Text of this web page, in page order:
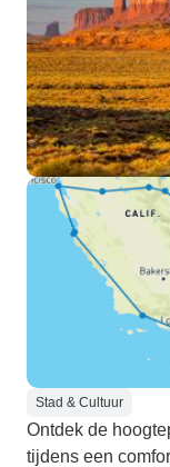
Stad & Cultuur
Ontdek de
tijdens een